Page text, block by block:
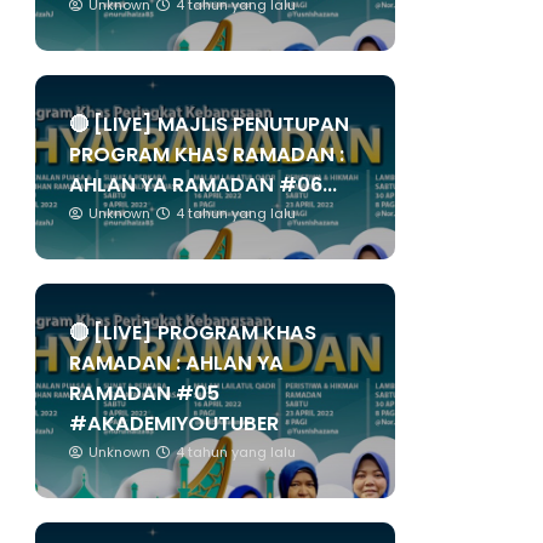
Unknown 4 tahun yang lalu
🔴 [LIVE] MAJLIS PENUTUPAN
PROGRAM KHAS RAMADAN :
AHLAN YA RAMADAN #06...
Unknown 4 tahun yang lalu
🔴 [LIVE] PROGRAM KHAS
RAMADAN : AHLAN YA
RAMADAN #05
#AKADEMIYOUTUBER
Unknown 4 tahun yang lalu